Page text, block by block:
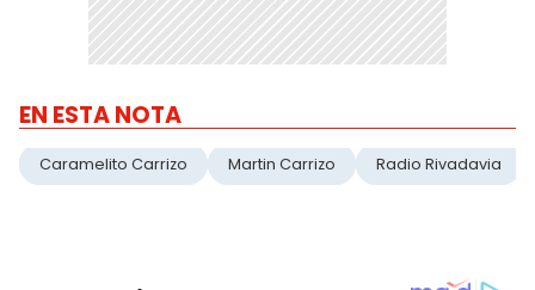
EN ESTA NOTA
Caramelito Carrizo Martin Carrizo Radio Rivadavia